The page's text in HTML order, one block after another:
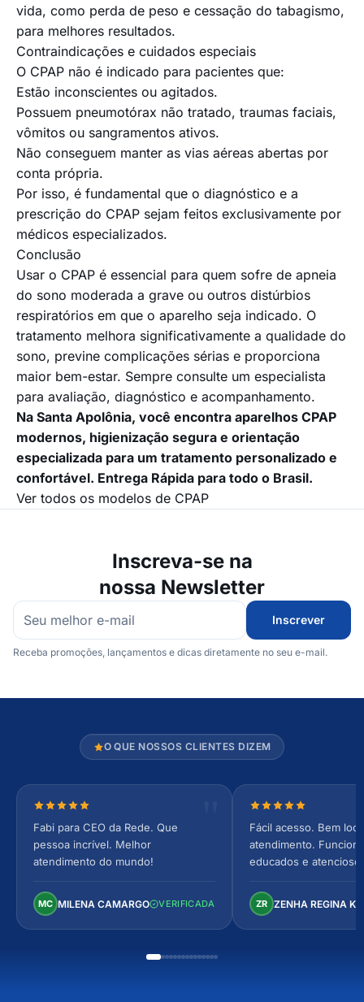
vida, como perda de peso e cessação do tabagismo,
para melhores resultados.
Contraindicações e cuidados especiais
O CPAP não é indicado para pacientes que:
Estão inconscientes ou agitados.
Possuem pneumotórax não tratado, traumas faciais,
vômitos ou sangramentos ativos.
Não conseguem manter as vias aéreas abertas por
conta própria.
Por isso, é fundamental que o diagnóstico e a
prescrição do CPAP sejam feitos exclusivamente por
médicos especializados.
Conclusão
Usar o CPAP é essencial para quem sofre de apneia
do sono moderada a grave ou outros distúrbios
respiratórios em que o aparelho seja indicado. O
tratamento melhora significativamente a qualidade do
sono, previne complicações sérias e proporciona
maior bem-estar. Sempre consulte um especialista
para avaliação, diagnóstico e acompanhamento.
Na Santa Apolônia, você encontra aparelhos CPAP
modernos, higienização segura e orientação
especializada para um tratamento personalizado e
confortável. Entrega Rápida para todo o Brasil.
Ver todos os modelos de CPAP
Inscreva-se na
nossa Newsletter
Inscrever
Receba promoções, lançamentos e dicas diretamente no seu e-mail.
O QUE NOSSOS CLIENTES DIZEM
Nota 5 de 5 estrelas
Fabi para CEO da Rede. Que
pessoa incrível. Melhor
atendimento do mundo!
MC MILENA CAMARGO VERIFICADA
Nota 5 de 5
Fácil acesso. Bem
atendimento.
educados e
Perfeito!
ZR ZENHA REGINA